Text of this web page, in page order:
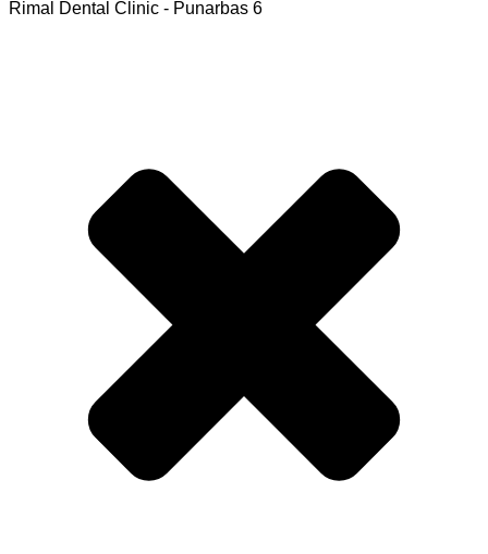
Rimal Dental Clinic - Punarbas 6